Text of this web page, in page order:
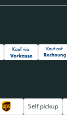
Self pickup